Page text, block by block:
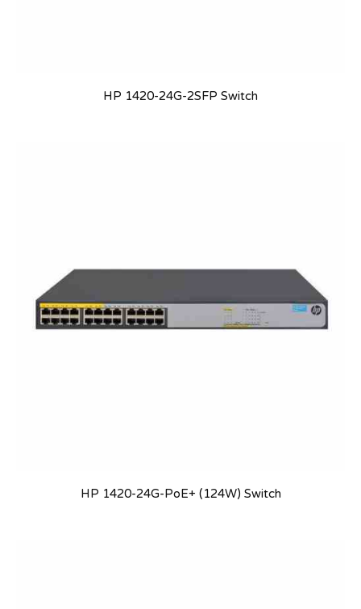
HP 1420-24G-2SFP Switch
HP 1420-24G-PoE+ (124W) Switch